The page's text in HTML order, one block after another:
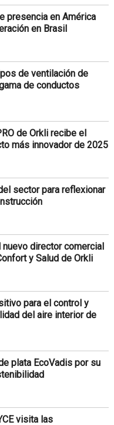
presencia en América
en Brasil
de ventilación de
de conductos
de Orkli recibe el
más innovador de 2025
sector para reflexionar
director comercial
y Salud de Orkli
para el control y
del aire interior de
plata EcoVadis por su
visita las